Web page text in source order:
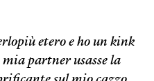
etero e ho un kink
partner usasse la